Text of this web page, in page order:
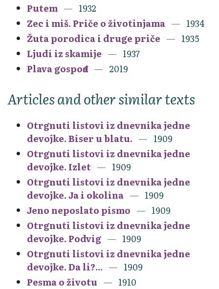
Putem
1932
Zec i miš. Priče o životinjama
1934
Žuta porodica i druge priče
1935
Ljudi iz skamije
1937
Plava gospođa
2019
Articles and other similar texts
Otrgnuti listovi iz dnevnika jedne
devojke. Biser u blatu.
1909
Otrgnuti listovi iz dnevnika jedne
devojke. Izlet
1909
Otrgnuti listovi iz dnevnika jedne
devojke. Ja i okolina
1909
Jeno neposlato pismo
1909
Otrgnuti listovi iz dnevnika jedne
devojke. Podvig
1909
Otrgnuti listovi iz dnevnika jedne
devojke. Da li?...
1909
Pesma o životu
1910